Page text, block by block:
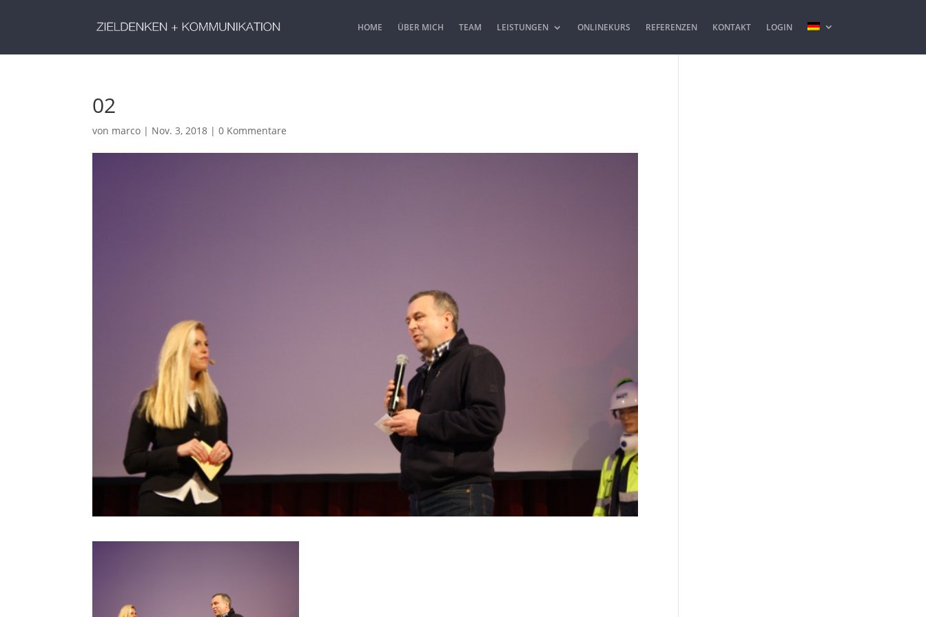
HOME ÜBER MICH TEAM LEISTUNGEN ONLINEKURS REFERENZEN KONTAKT LOGIN
02
von marco | Nov. 3, 2018 |0 Kommentare